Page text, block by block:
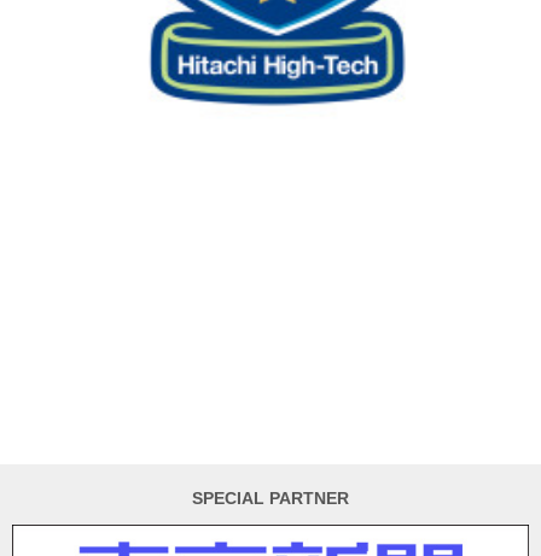
SPECIAL PARTNER